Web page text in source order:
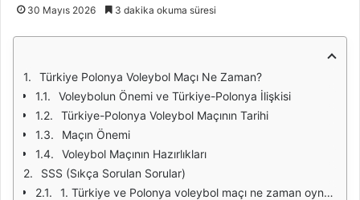
30 Mayıs 2026 3 dakika okuma süresi
Türkiye Polonya Voleybol Maçı Ne Zaman?
Voleybolun Önemi ve Türkiye-Polonya İlişkisi
Türkiye-Polonya Voleybol Maçının Tarihi
Maçın Önemi
Voleybol Maçının Hazırlıkları
SSS (Sıkça Sorulan Sorular)
1. Türkiye ve Polonya voleybol maçı ne zaman oynanacak?